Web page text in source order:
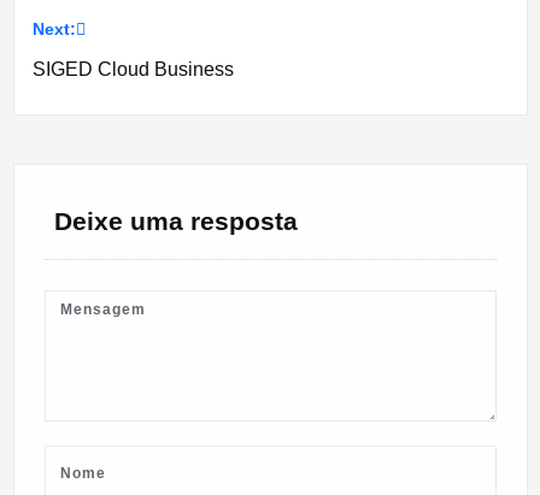
Navegação
Next:
SIGED Cloud Business
Deixe uma resposta